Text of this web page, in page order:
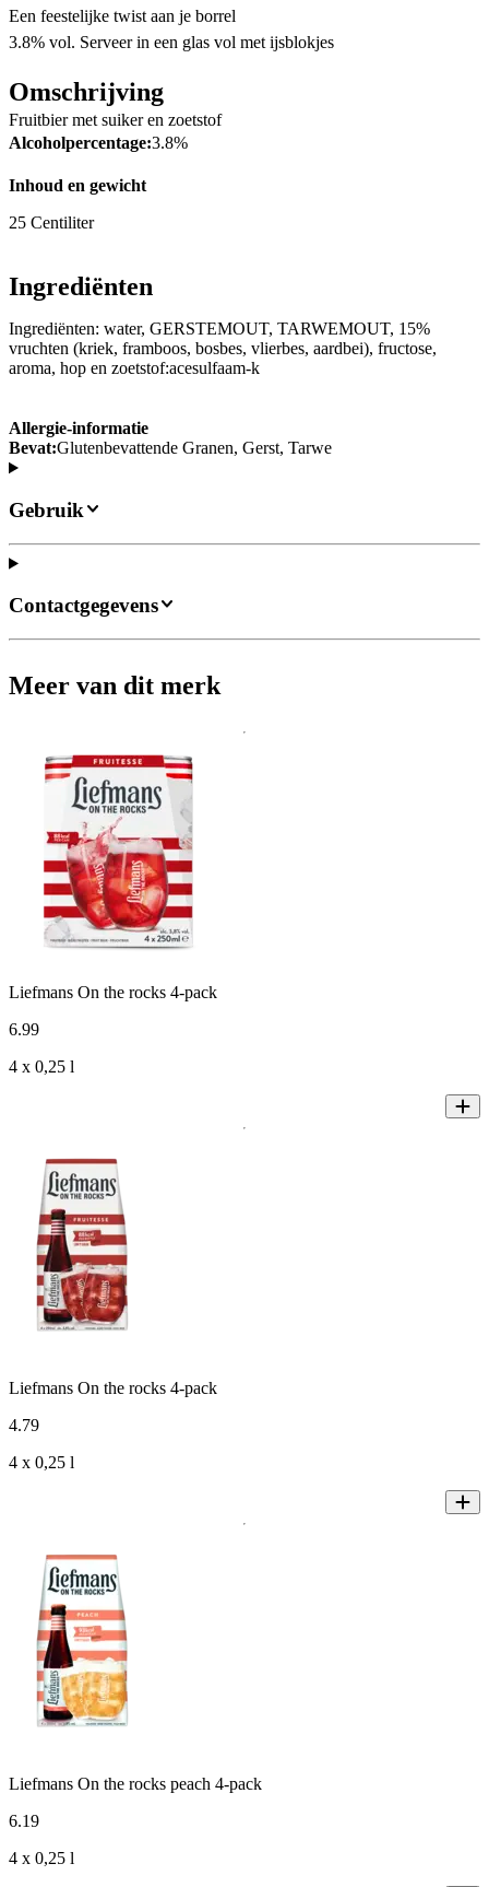
Een feestelijke twist aan je borrel
3.8% vol. Serveer in een glas vol met ijsblokjes
Omschrijving
Fruitbier met suiker en zoetstof
Alcoholpercentage:3.8%
Inhoud en gewicht
25 Centiliter
Ingrediënten
Ingrediënten: water, GERSTEMOUT, TARWEMOUT, 15%
vruchten (kriek, framboos, bosbes, vlierbes, aardbei), fructose,
aroma, hop en zoetstof:acesulfaam-k
Allergie-informatie
Bevat:Glutenbevattende Granen, Gerst, Tarwe
Gebruik
Contactgegevens
Meer van dit merk
Liefmans On the rocks 4-pack
6.99
4 x 0,25 l
Liefmans On the rocks 4-pack
4.79
4 x 0,25 l
Liefmans On the rocks peach 4-pack
6.19
4 x 0,25 l